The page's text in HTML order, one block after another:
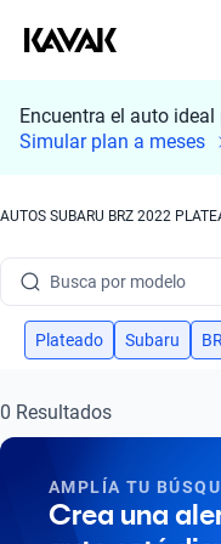
Encuentra el auto
Simular plan a meses
AUTOS SUBARU BRZ 2022
Busca por modelo
Busca por versión
Busca por marca
Busca por modelo
Plateado Subaru
0 Resultados
AMPLÍA TU
Crea una